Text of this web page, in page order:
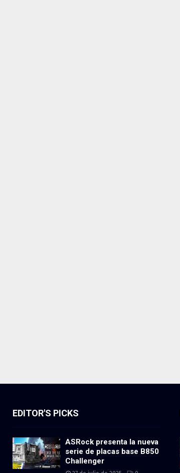
EDITOR'S PICKS
ASRock presenta la nueva
serie de placas base B850
Challenger